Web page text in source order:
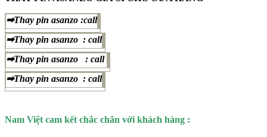
➡Thay pin asanzo :call
➡Thay pin asanzo : call
➡Thay pin asanzo : call
➡Thay pin asanzo : call
Nam Việt cam kết chắc chắn với khách hàng :